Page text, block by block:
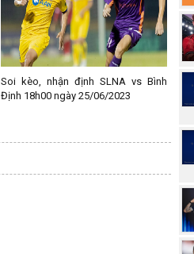
Soi kèo, nhận định SLNA vs Bình
Định 18h00 ngày 25/06/2023